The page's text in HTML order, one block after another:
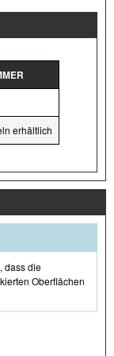
erhältlich
dass die
Oberflächen